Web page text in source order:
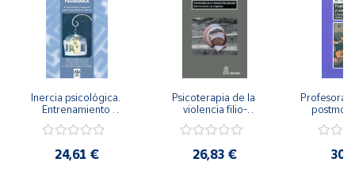
Inercia psicológica.
Entrenamiento
Igualdad de Género.
24,61 €
Psicoterapia de la
violencia filio-
secreto y la
26,83 €